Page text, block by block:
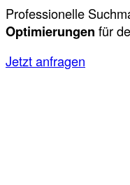
Professionelle
Optimierungen für
Jetzt anfragen